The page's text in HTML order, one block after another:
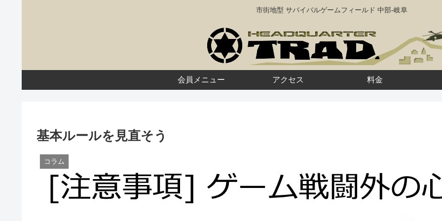
市街地型 サバイバルゲームフィールド 中部-岐阜
会員メニュー アクセス 料金
基本ルールを見直そう
コラム